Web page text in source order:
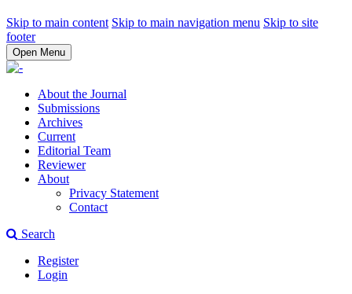
Skip to main content Skip to main navigation menu Skip to site
footer
Open Menu
About the Journal
Submissions
Archives
Current
Editorial Team
Reviewer
About
Privacy Statement
Contact
Search
Register
Login